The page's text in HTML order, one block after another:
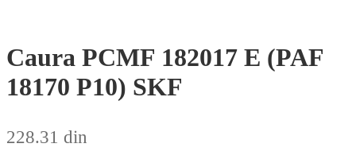
Caura PCMF 182017 E (PAF
18170 P10) SKF
228.31 din